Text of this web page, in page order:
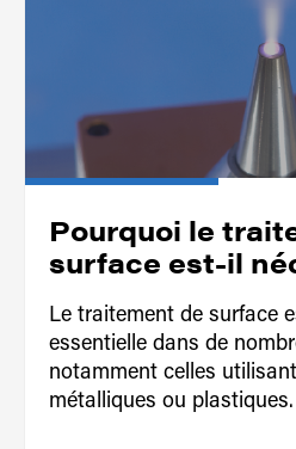
Pourquoi le
surface est-il
Le traitement de surface
essentielle dans de
notamment celles
métalliques ou plastiques.